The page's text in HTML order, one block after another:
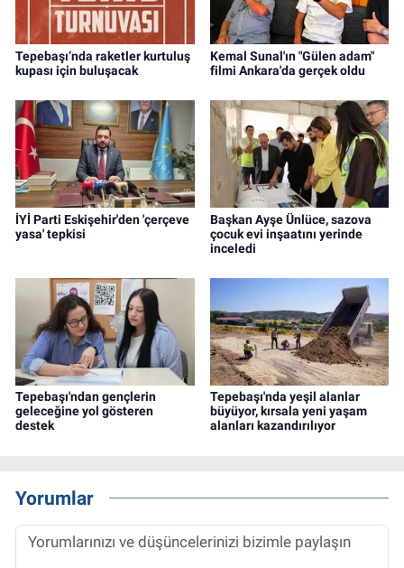
Tepebaşı’nda raketler kurtuluş
kupası için buluşacak
Kemal Sunal'ın "Gülen adam"
filmi Ankara'da gerçek oldu
İYİ Parti Eskişehir'den 'çerçeve
yasa' tepkisi
Başkan Ayşe Ünlüce, sazova
çocuk evi inşaatını yerinde
inceledi
Tepebaşı'ndan gençlerin
geleceğine yol gösteren
destek
Tepebaşı'nda yeşil alanlar
büyüyor, kırsala yeni yaşam
alanları kazandırılıyor
Yorumlar